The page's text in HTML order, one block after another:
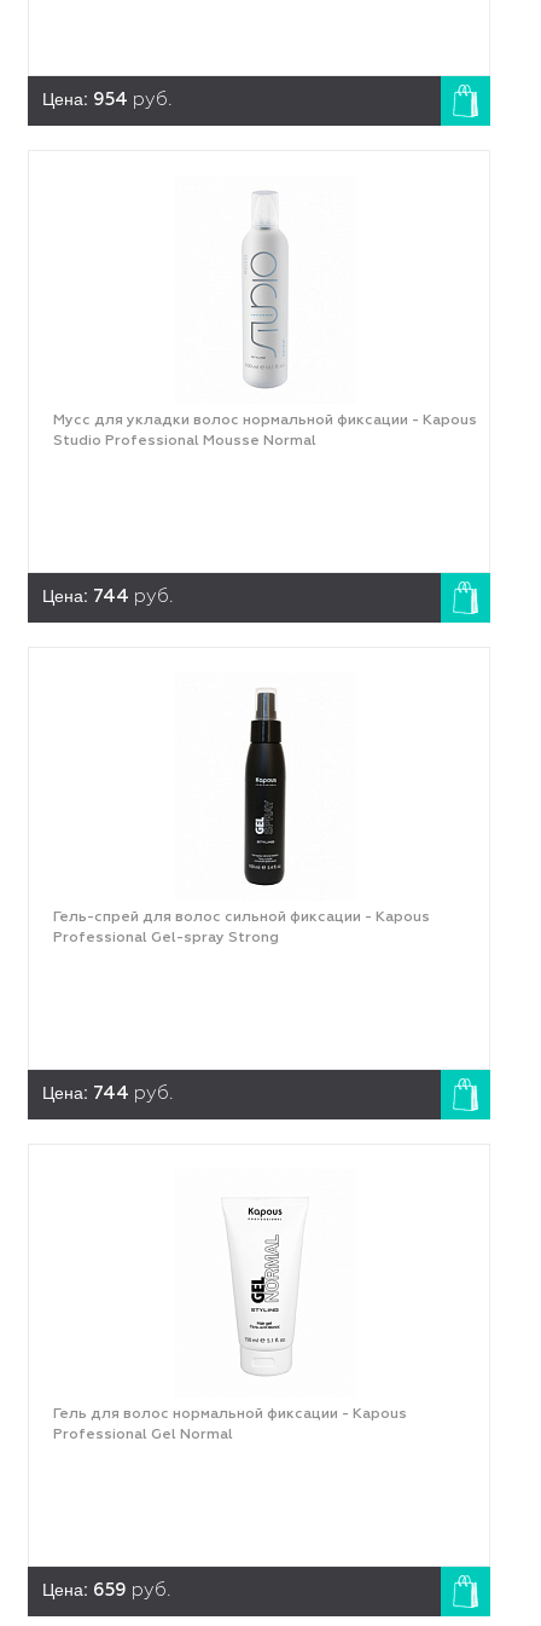
Цена: 954 руб.
Мусс для укладки волос нормальной фиксации - Kapous
Studio Professional Mousse Normal
Цена: 744 руб.
Гель-спрей для волос сильной фиксации - Kapous
Professional Gel-spray Strong
Цена: 744 руб.
Гель для волос нормальной фиксации - Kapous
Professional Gel Normal
Цена: 659 руб.